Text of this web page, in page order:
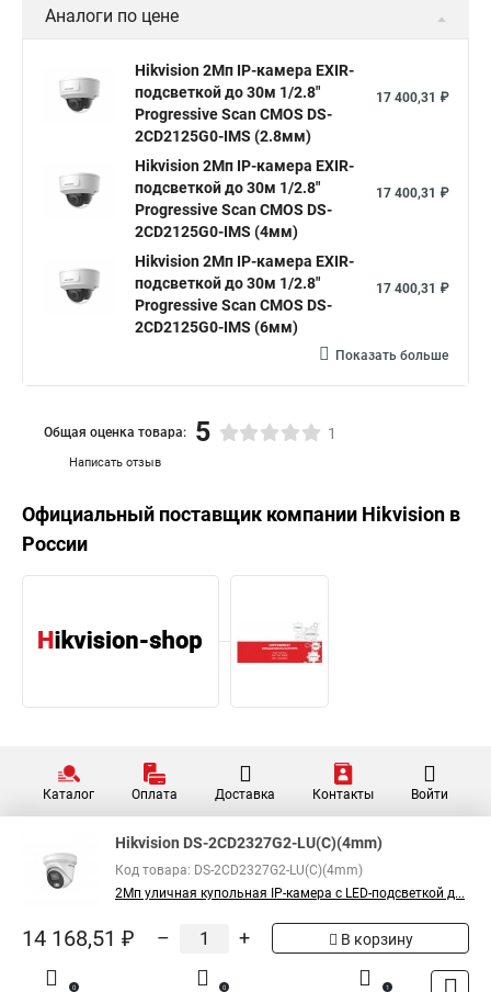
Аналоги по цене
Hikvision 2Мп IP-камера EXIR-
подсветкой до 30м 1/2.8"
Progressive Scan CMOS DS-
2CD2125G0-IMS (2.8мм)
17 400,31 ₽
Hikvision 2Мп IP-камера EXIR-
подсветкой до 30м 1/2.8"
Progressive Scan CMOS DS-
2CD2125G0-IMS (4мм)
17 400,31 ₽
Hikvision 2Мп IP-камера EXIR-
подсветкой до 30м 1/2.8"
Progressive Scan CMOS DS-
2CD2125G0-IMS (6мм)
17 400,31 ₽
Показать больше
Написать отзыв
Общая оценка товара: 5 1
Официальный поставщик компании Hikvision в
России
Каталог Оплата Доставка Контакты Войти
Hikvision DS-2CD2327G2-LU(C)(4mm)
Код товара: DS-2CD2327G2-LU(C)(4mm)
2Мп уличная купольная IP-камера с LED-подсветкой д...
14 168,51 ₽ – + В корзину
0 0 1